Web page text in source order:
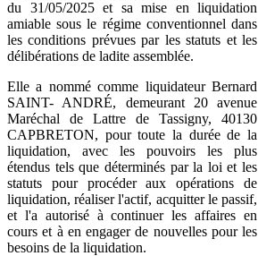
du 31/05/2025 et sa mise en liquidation
amiable sous le régime conventionnel dans
les conditions prévues par les statuts et les
délibérations de ladite assemblée.
Elle a nommé comme liquidateur Bernard
SAINT- ANDRÉ, demeurant 20 avenue
Maréchal de Lattre de Tassigny, 40130
CAPBRETON, pour toute la durée de la
liquidation, avec les pouvoirs les plus
étendus tels que déterminés par la loi et les
statuts pour procéder aux opérations de
liquidation, réaliser l'actif, acquitter le passif,
et l'a autorisé à continuer les affaires en
cours et à en engager de nouvelles pour les
besoins de la liquidation.